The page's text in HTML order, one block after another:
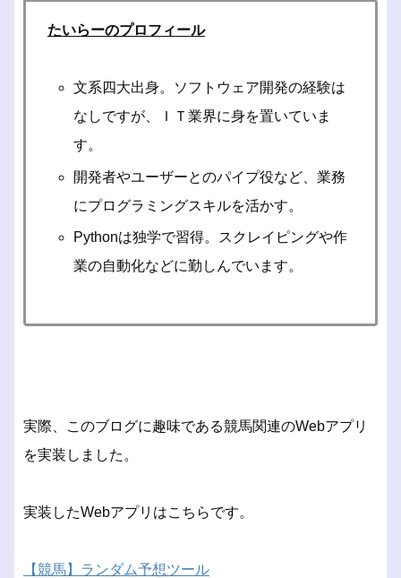
たいらーのプロフィール
文系四大出身。ソフトウェア開発の経験は
なしですが、ＩＴ業界に身を置いていま
す。
開発者やユーザーとのパイプ役など、業務
にプログラミングスキルを活かす。
Pythonは独学で習得。スクレイピングや作
業の自動化などに勤しんでいます。
実際、このブログに趣味である競馬関連のWebアプリ
を実装しました。
実装したWebアプリはこちらです。
【競馬】ランダム予想ツール